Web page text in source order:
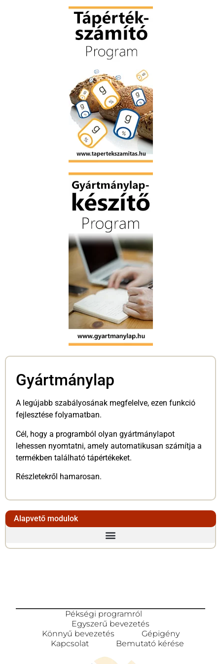
Gyártmánylap
A legújabb szabályosának megfelelve, ezen funkció
fejlesztése folyamatban.
Cél, hogy a programból olyan gyártmánylapot
lehessen nyomtatni, amely automatikusan számítja a
termékben található tápértékeket.
Részletekről hamarosan.
Alapvető modulok
Pékségi programról
Egyszerű bevezetés
Könnyű bevezetés
Gépigény
Kapcsolat
Bemutató kérése